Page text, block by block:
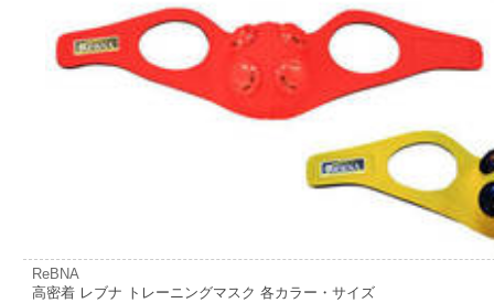
ReBNA
高密着 レブナ トレーニングマスク 各カラー・サイズ